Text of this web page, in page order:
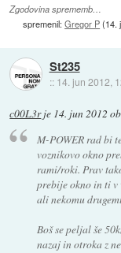
Zgodovina sprememb…
spremenil:Gregor P(14.
St235
:: 14. jun 2012,
c00L3rje 14. jun 2012
M-POWER rad bi
voznikovo okno
rami/roki. Prav
prebije okno in ti v
ali nekomu
Boš se peljal še
nazaj in otroka z